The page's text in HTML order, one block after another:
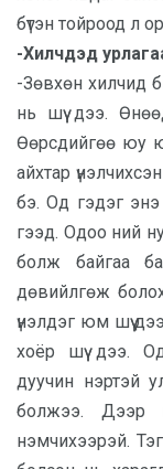
бүтэн тойроод л
-Хилчдэд
-Зөвхөн хилчид
нь шүү дээ.
Өөрсдийгөө юу
айхтар
бэ. Од гэдэг энэ
гээд. Одоо ний
болж байгаа
дөвийлгөж
үнэлдэг юм шүү
хоёр шүү дээ.
дуучин нэртэй
болжээ. Дээр
нэмчихээрэй.